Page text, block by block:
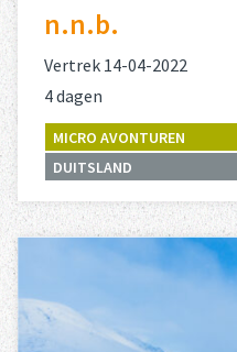
n.n.b.
Vertrek 14-04-2022
4 dagen
MICRO AVONTUREN
DUITSLAND